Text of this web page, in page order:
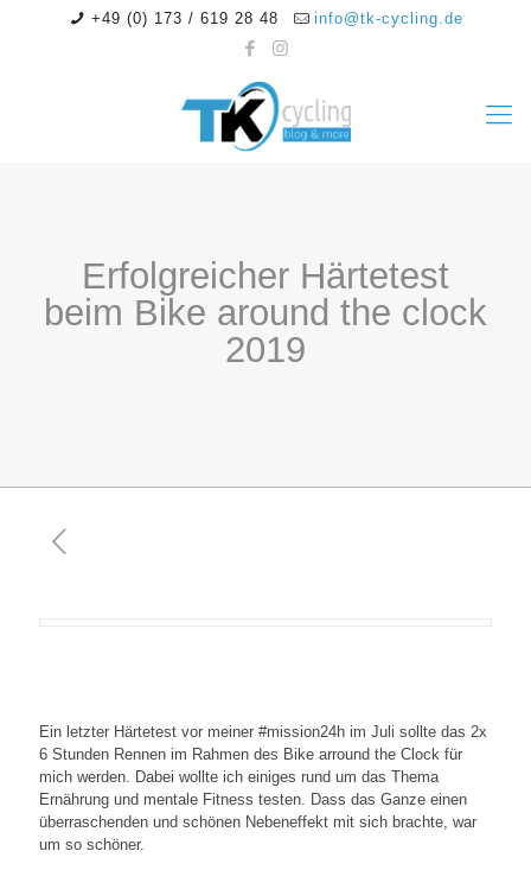
+49 (0) 173 / 619 28 48 info@tk-cycling.de
Erfolgreicher Härtetest
beim Bike around the clock
2019
Ein letzter Härtetest vor meiner #mission24h im Juli sollte das 2x
6 Stunden Rennen im Rahmen des Bike arround the Clock für
mich werden. Dabei wollte ich einiges rund um das Thema
Ernährung und mentale Fitness testen. Dass das Ganze einen
überraschenden und schönen Nebeneffekt mit sich brachte, war
um so schöner.